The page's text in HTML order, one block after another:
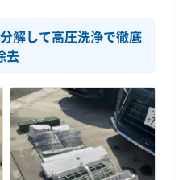
解して高圧洗浄で徹底
去